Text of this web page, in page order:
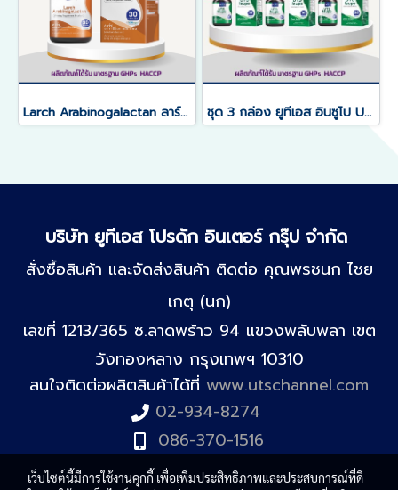
Larch Arabinogalactan ลาร์ซ อะราบนิโนกาแล็กแทน ชุด 3 กล่อง ยูทีเอส อินซูโป UTS Insupo
บริษัท ยูทีเอส โปรดัก อินเตอร์ กรุ๊ป จำกัด
สั่งซื้อสินค้า และจัดส่งสินค้า ติดต่อ คุณพรชนก ไชย
เกตุ (นก)
เลขที่ 1213/365 ซ.ลาดพร้าว 94 แขวงพลับพลา เขต
วังทองหลาง กรุงเทพฯ 10310
สนใจติดต่อผลิตสินค้าได้ที่ www.utschannel.com
02-934-8274
086-370-1516
เว็บไซต์นี้มีการใช้งานคุกกี้ เพื่อเพิ่มประสิทธิภาพและประสบการณ์ที่ดี